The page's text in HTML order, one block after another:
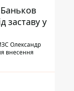
заставу у
Олександр
внесення